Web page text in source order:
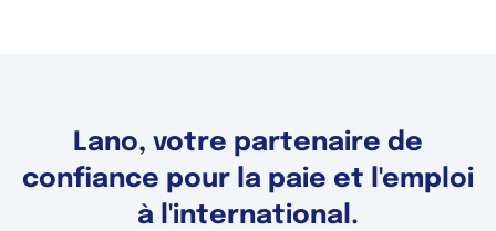
Lano, votre partenaire de
confiance pour la paie et l'emploi
à l'international.